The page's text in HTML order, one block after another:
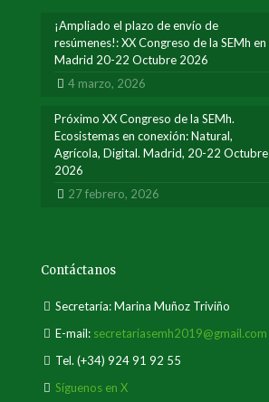
¡Ampliado el plazo de envío de
resúmenes!: XX Congreso de la SEMh en
Madrid 20-22 Octubre 2026
4 marzo, 2026
Próximo XX Congreso de la SEMh.
Ecosistemas en conexión: Natural,
Agrícola, Digital. Madrid, 20-22 Octubre
2026
27 febrero, 2026
Contáctanos
Secretaría: Marina Muñoz Triviño
E-mail: secretariasemh2019@gmail.com
Tel. (+34) 924 91 92 55
Síguenos en X